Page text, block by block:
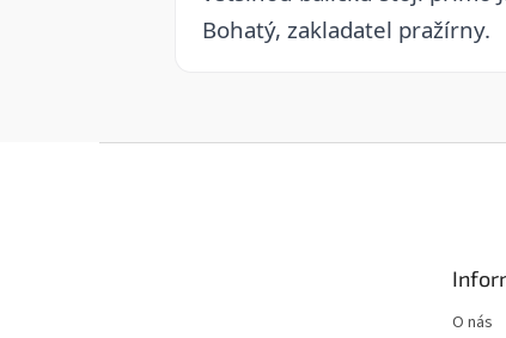
Bohatý, zakladatel pražírny.
O nás